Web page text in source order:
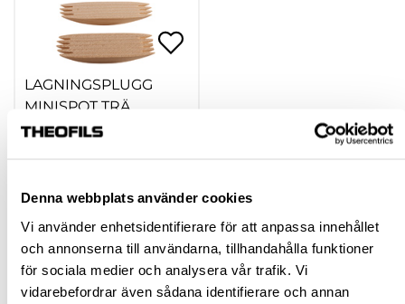
Denna webbplats använder cookies
Vi använder enhetsidentifierare för att anpassa innehållet
och annonserna till användarna, tillhandahålla funktioner
för sociala medier och analysera vår trafik. Vi
vidarebefordrar även sådana identifierare och annan
LAGNINGSPLUGG
MINISPOT TRÄ
Finns fler varianter
Köp